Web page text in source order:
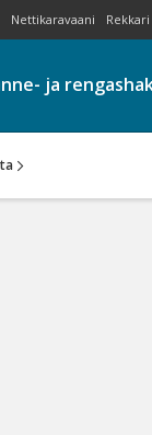
Nettikaravaani Rekkari
ja